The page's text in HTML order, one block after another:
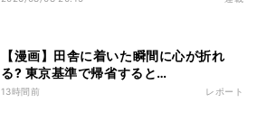
【漫画】田舎に着いた瞬間に心が折れ
る? 東京基準で帰省すると…
13時間前 レポート